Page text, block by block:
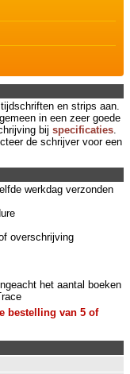
en strips aan.
in een zeer goede
bij specificaties.
de schrijver voor een
werkdag verzonden
overschrijving
het aantal boeken
bestelling van 5 of